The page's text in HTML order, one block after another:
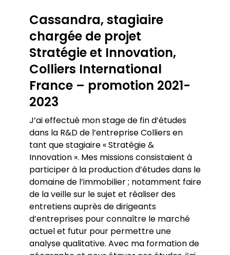
Cassandra, stagiaire
chargée de projet
Stratégie et Innovation,
Colliers International
France – promotion 2021-
2023
J’ai effectué mon stage de fin d’études
dans la R&D de l’entreprise Colliers en
tant que stagiaire « Stratégie &
Innovation ». Mes missions consistaient à
participer à la production d’études dans le
domaine de l’immobilier ; notamment faire
de la veille sur le sujet et réaliser des
entretiens auprès de dirigeants
d’entreprises pour connaître le marché
actuel et futur pour permettre une
analyse qualitative. Avec ma formation de